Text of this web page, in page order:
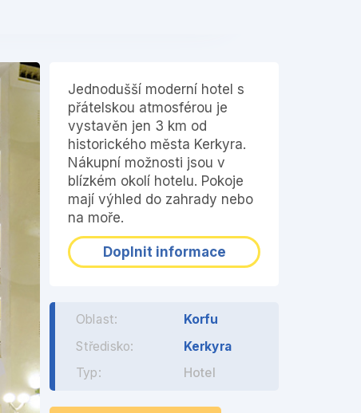
Jednodušší moderní hotel s
přátelskou atmosférou je
vystavěn jen 3 km od
historického města Kerkyra.
Nákupní možnosti jsou v
blízkém okolí hotelu. Pokoje
mají výhled do zahrady nebo
na moře.
Doplnit informace
Oblast: Korfu
Středisko:
Kerkyra
Typ:
Hotel